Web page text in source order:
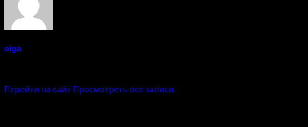
olga
Перейти на сайт Просмотреть все записи